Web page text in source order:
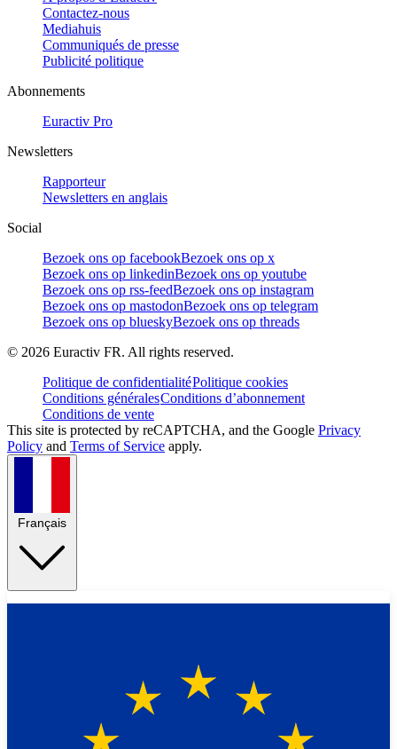
Contactez-nous
Mediahuis
Communiqués de presse
Publicité politique
Abonnements
Euractiv Pro
Newsletters
Rapporteur
Newsletters en anglais
Social
Bezoek ons op facebookBezoek ons op x
Bezoek ons op linkedinBezoek ons op youtube
Bezoek ons op rss-feedBezoek ons op instagram
Bezoek ons op mastodonBezoek ons op telegram
Bezoek ons op blueskyBezoek ons op threads
© 2026 Euractiv FR. All rights reserved.
Politique de confidentialitéPolitique cookies
Conditions généralesConditions d’abonnement
Conditions de vente
This site is protected by reCAPTCHA, and the Google Privacy
Policy and Terms of Service apply.
Français